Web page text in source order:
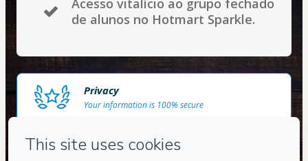
Acesso vitalício ao grupo fechado
de alunos no Hotmart Sparkle.
Privacy
Your information is 100% secure
Safe purchase